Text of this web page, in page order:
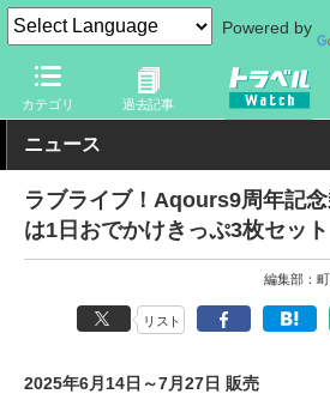
Powered by
カテゴリ 過去記事
トラベル Watch 企業・政府・官庁 鉄道
ニュース
ラブライブ！Aqours9周年記
は1日おでかけきっぷ3枚セット
編集部：
リスト
2025年6月14日～7月27日 販売